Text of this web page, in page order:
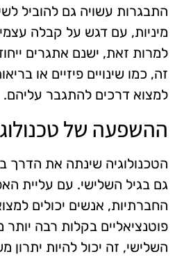
התבגרות עשויה גם להוביל
מיניות, עם דגש על קבלה
למרות זאת, ישנם אתגרים
זה, כמו שינויים פיזיים או
למצוא דרכים להתגבר עליהם.
ההשפעה של
הטכנולוגיה שינתה את הדרך
גם בגיל השלישי. עם עליית
החברתיות, אנשים יכולים
פוטנציאליים בקלות רבה יותר
השלישי, זה יכול להיות יתרון